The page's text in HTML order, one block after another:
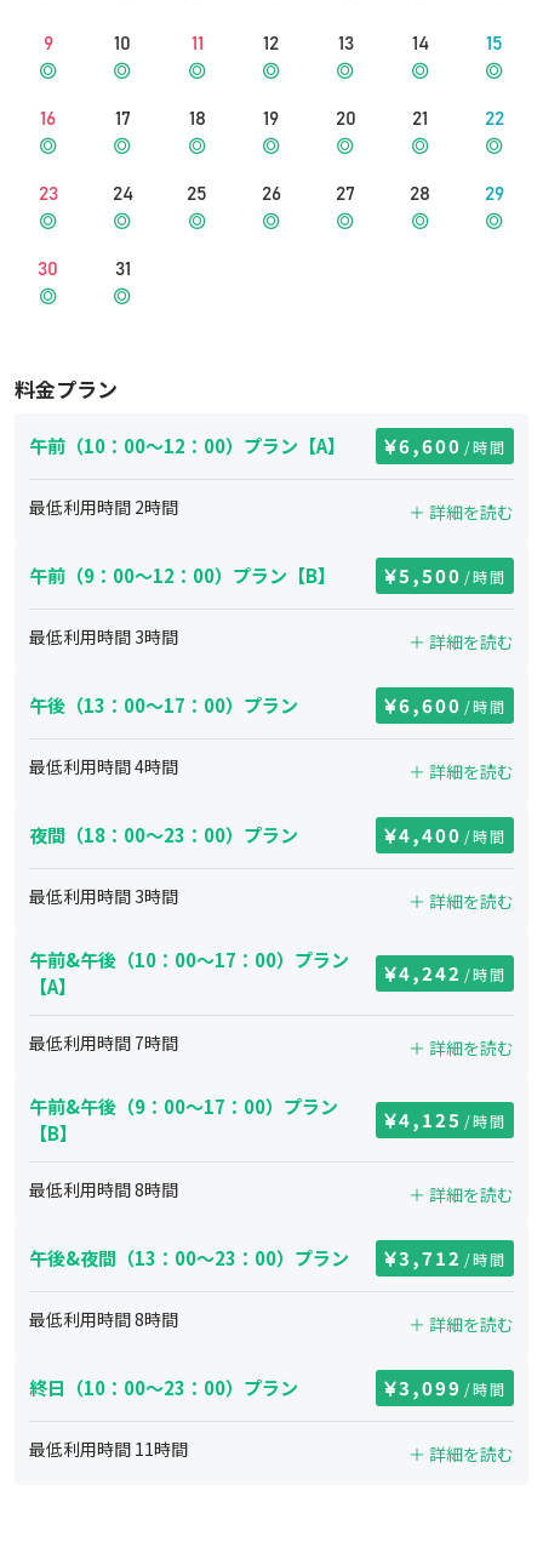
9 10 11 12 13 14 15
16 17 18 19 20 21 22
23 24 25 26 27 28 29
30 31
料金プラン
午前（10：00～12：00）プラン【A】 6,600 /時間
最低利用時間 2時間 ＋ 詳細を読む
午前（9：00〜12：00）プラン【B】 5,500 /時間
最低利用時間 3時間 ＋ 詳細を読む
午後（13：00～17：00）プラン 6,600 /時間
最低利用時間4時間 ＋ 詳細を読む
夜間（18：00～23：00）プラン 4,400 /時間
最低利用時間 3時間 ＋ 詳細を読む
午前&午後（10：00～17：00）プラン
【A】
4,242 /時間
最低利用時間 7時間 ＋ 詳細を読む
午前&午後（9：00〜17：00）プラン
【B】
4,125 /時間
最低利用時間8時間 ＋ 詳細を読む
午後&夜間（13：00～23：00）プラン 3,712 /時間
最低利用時間8時間 ＋ 詳細を読む
終日（10：00～23：00）プラン 3,099 /時間
最低利用時間 11時間 ＋ 詳細を読む